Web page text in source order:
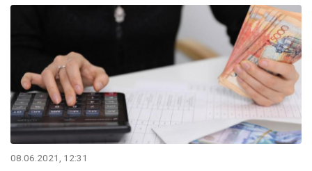
08.06.2021, 12:31